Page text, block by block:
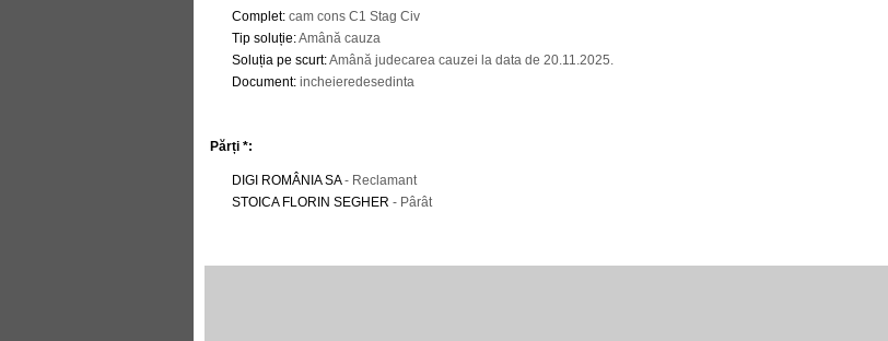
Complet: cam cons C1 Stag Civ
Tip soluție:Amână cauza
Soluția pe scurt:Amână judecarea cauzei la data de 20.11.2025.
Document: incheieredesedinta
Părți *:
DIGI ROMÂNIA SA- Reclamant
STOICA FLORIN SEGHER - Pârât